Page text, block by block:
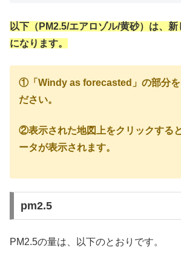
以下（PM2.5/エアロゾル/黄砂）は、
になります。
①「Windy as forecasted」の部分を
ださい。
②表示された地図上をクリックする
ータが表示されます。
pm2.5
PM2.5の量は、以下のとおりです。